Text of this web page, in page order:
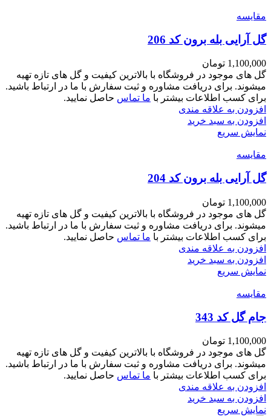
مقايسه
گل آرایی بله برون کد 206
1,100,000 تومان
گل های موجود در فروشگاه با بالاترین کیفیت و گل های تازه تهیه
میشوند. برای دریافت مشاوره و ثبت سفارش با ما در ارتباط باشید.
برای کسب اطلاعات بیشتر با ما تماس حاصل نمایید.
افزودن به علاقه مندی
افزودن به سبد خرید
نمایش سریع
مقايسه
گل آرایی بله برون کد 204
1,100,000 تومان
گل های موجود در فروشگاه با بالاترین کیفیت و گل های تازه تهیه
میشوند. برای دریافت مشاوره و ثبت سفارش با ما در ارتباط باشید.
برای کسب اطلاعات بیشتر با ما تماس حاصل نمایید.
افزودن به علاقه مندی
افزودن به سبد خرید
نمایش سریع
مقايسه
جام گل کد 343
1,100,000 تومان
گل های موجود در فروشگاه با بالاترین کیفیت و گل های تازه تهیه
میشوند. برای دریافت مشاوره و ثبت سفارش با ما در ارتباط باشید.
برای کسب اطلاعات بیشتر با ما تماس حاصل نمایید.
افزودن به علاقه مندی
افزودن به سبد خرید
نمایش سریع